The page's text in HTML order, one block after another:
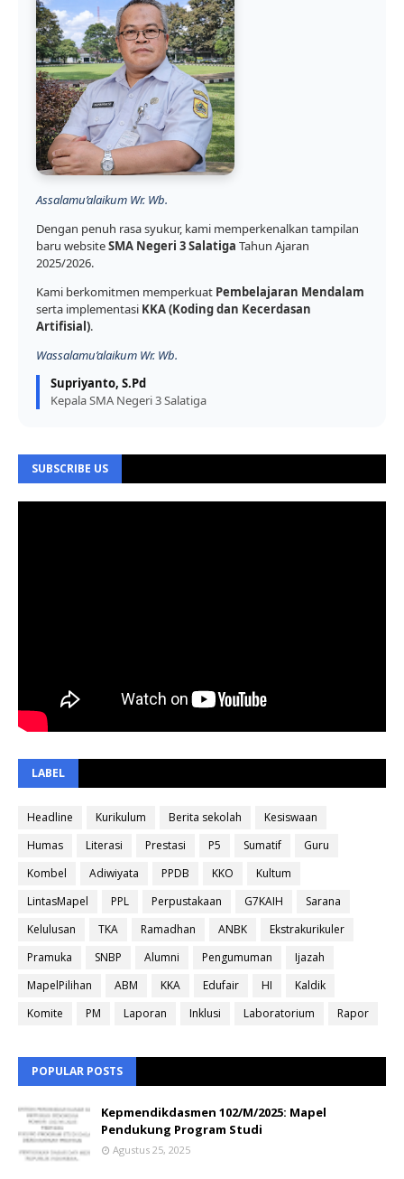
Assalamu’alaikum Wr. Wb.
Dengan penuh rasa syukur, kami memperkenalkan tampilan
baru websiteSMA Negeri 3 Salatiga Tahun Ajaran
2025/2026.
Kami berkomitmen memperkuat Pembelajaran Mendalam
serta implementasi KKA (Koding dan Kecerdasan
Artifisial).
Wassalamu’alaikum Wr. Wb.
Supriyanto, S.Pd
Kepala SMA Negeri 3 Salatiga
SUBSCRIBE US
LABEL
Headline Kurikulum Berita sekolah
Kesiswaan
Humas
Literasi Prestasi P5 Sumatif
Guru
Kombel
Adiwiyata PPDB KKO
Kultum
LintasMapel
PPL Perpustakaan G7KAIH
Sarana
Kelulusan
TKA Ramadhan ANBK
Ekstrakurikuler
Pramuka
SNBP Alumni Pengumuman
Ijazah
MapelPilihan
ABM KKA Edufair HI
Kaldik
Komite
PM Laporan Inklusi Laboratorium Rapor
POPULAR POSTS
Kepmendikdasmen 102/M/2025: Mapel
Pendukung Program Studi
Agustus 25, 2025